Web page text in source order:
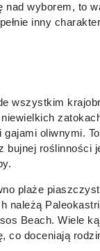
nad wyborem, to
inny
wszystkim
oliwnymi. To
bujnej roślinności
plaże
należą
Beach. Wiele
co doceniają